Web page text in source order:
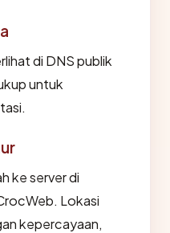
di DNS publik
untuk
ke server di
Lokasi
kepercayaan,